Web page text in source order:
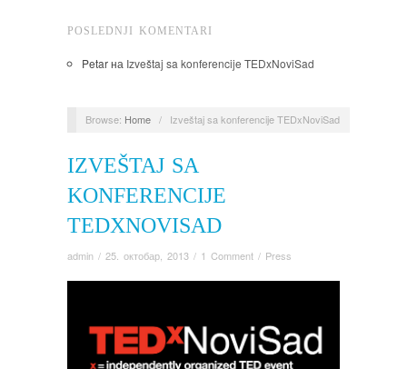
POSLEDNJI KOMENTARI
Petarна Izveštaj sa konferencije TEDxNoviSad
Browse: Home / Izveštaj sa konferencije TEDxNoviSad
IZVEŠTAJ SA
KONFERENCIJE
TEDXNOVISAD
admin / 25. октобар, 2013 / 1 Comment / Press